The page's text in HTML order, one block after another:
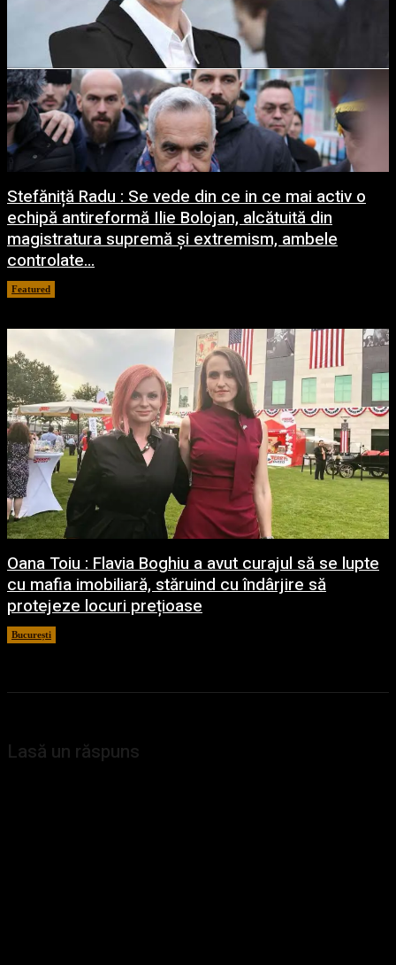
Stefăniță Radu : Se vede din ce in ce mai activ o
echipă antireformă Ilie Bolojan, alcătuită din
magistratura supremă și extremism, ambele
controlate...
Featured
Oana Toiu : Flavia Boghiu a avut curajul să se lupte
cu mafia imobiliară, stăruind cu îndârjire să
protejeze locuri prețioase
București
Lasă un răspuns